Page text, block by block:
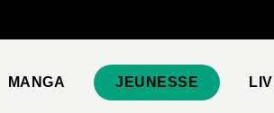
MANGA JEUNESSE